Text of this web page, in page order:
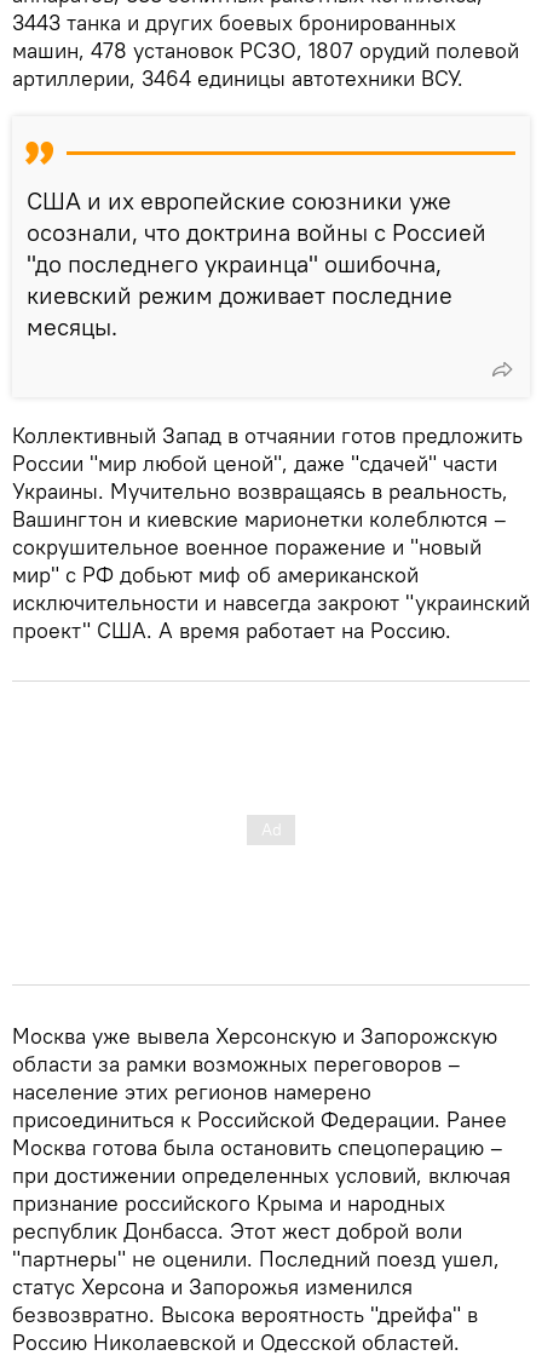
3443 танка и других боевых бронированных
машин, 478 установок РСЗО, 1807 орудий полевой
артиллерии, 3464 единицы автотехники ВСУ.
США и их европейские союзники уже
осознали, что доктрина войны с Россией
"до последнего украинца" ошибочна,
киевский режим доживает последние
месяцы.
Коллективный Запад в отчаянии готов предложить
России "мир любой ценой", даже "сдачей" части
Украины. Мучительно возвращаясь в реальность,
Вашингтон и киевские марионетки колеблются –
сокрушительное военное поражение и "новый
мир" с РФ добьют миф об американской
исключительности и навсегда закроют "украинский
проект" США. А время работает на Россию.
Москва уже вывела Херсонскую и Запорожскую
области за рамки возможных переговоров –
население этих регионов намерено
присоединиться к Российской Федерации. Ранее
Москва готова была остановить спецоперацию –
при достижении определенных условий, включая
признание российского Крыма и народных
республик Донбасса. Этот жест доброй воли
"партнеры" не оценили. Последний поезд ушел,
статус Херсона и Запорожья изменился
безвозвратно. Высока вероятность "дрейфа" в
Россию Николаевской и Одесской областей.